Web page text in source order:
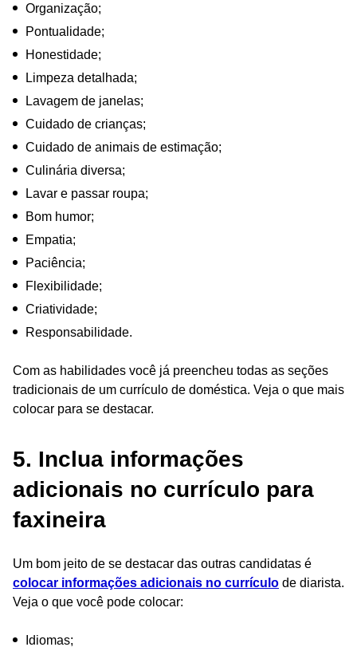
Organização;
Pontualidade;
Honestidade;
Limpeza detalhada;
Lavagem de janelas;
Cuidado de crianças;
Cuidado de animais de estimação;
Culinária diversa;
Lavar e passar roupa;
Bom humor;
Empatia;
Paciência;
Flexibilidade;
Criatividade;
Responsabilidade.
Com as habilidades você já preencheu todas as seções
tradicionais de um currículo de doméstica. Veja o que mais
colocar para se destacar.
5. Inclua informações
adicionais no currículo para
faxineira
Um bom jeito de se destacar das outras candidatas é
colocar informações adicionais no currículo de diarista.
Veja o que você pode colocar:
Idiomas;